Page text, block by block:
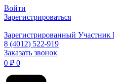
Войти
Зарегистрироваться
Зарегистрированный
8 (4012) 522-919
Заказать звонок
0 ₽ 0